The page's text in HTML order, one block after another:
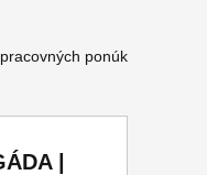
ponúk
|